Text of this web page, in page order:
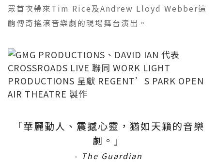
眾首次帶來Tim Rice及Andrew Lloyd Webber這
齣傳奇搖滾音樂劇的現場舞台演出。
「華麗動人、震撼心靈，猶如天籟的音樂
劇。」
- The Guardian